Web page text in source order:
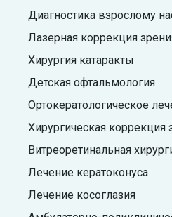
Диагностика взрослому
Лазерная коррекция
Хирургия катаракты
Детская офтальмология
Ортокератологическое
Хирургическая коррекция
Витреоретинальная
Лечение кератоконуса
Лечение косоглазия